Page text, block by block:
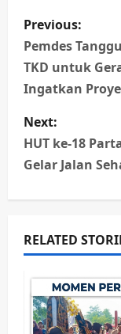
P
o
s
t
n
i
g
a
Previous:
Pemdes
TKD untuk
Ingatkan
Next:
HUT ke-18
Gelar Jalan
RELATED